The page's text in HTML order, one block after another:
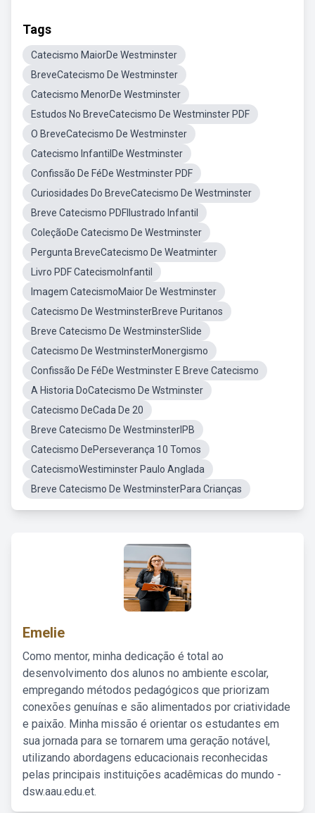
Tags
Catecismo MaiorDe Westminster
BreveCatecismo De Westminster
Catecismo MenorDe Westminster
Estudos No BreveCatecismo De Westminster PDF
O BreveCatecismo De Westminster
Catecismo InfantilDe Westminster
Confissão De FéDe Westminster PDF
Curiosidades Do BreveCatecismo De Westminster
Breve Catecismo PDFIlustrado Infantil
ColeçãoDe Catecismo De Westminster
Pergunta BreveCatecismo De Weatminter
Livro PDF CatecismoInfantil
Imagem CatecismoMaior De Westminster
Catecismo De WestminsterBreve Puritanos
Breve Catecismo De WestminsterSlide
Catecismo De WestminsterMonergismo
Confissão De FéDe Westminster E Breve Catecismo
A Historia DoCatecismo De Wstminster
Catecismo DeCada De 20
Breve Catecismo De WestminsterIPB
Catecismo DePerseverança 10 Tomos
CatecismoWestiminster Paulo Anglada
Breve Catecismo De WestminsterPara Crianças
Emelie
Como mentor, minha dedicação é total ao
desenvolvimento dos alunos no ambiente escolar,
empregando métodos pedagógicos que priorizam
conexões genuínas e são alimentados por criatividade
e paixão. Minha missão é orientar os estudantes em
sua jornada para se tornarem uma geração notável,
utilizando abordagens educacionais reconhecidas
pelas principais instituições acadêmicas do mundo -
dsw.aau.edu.et.